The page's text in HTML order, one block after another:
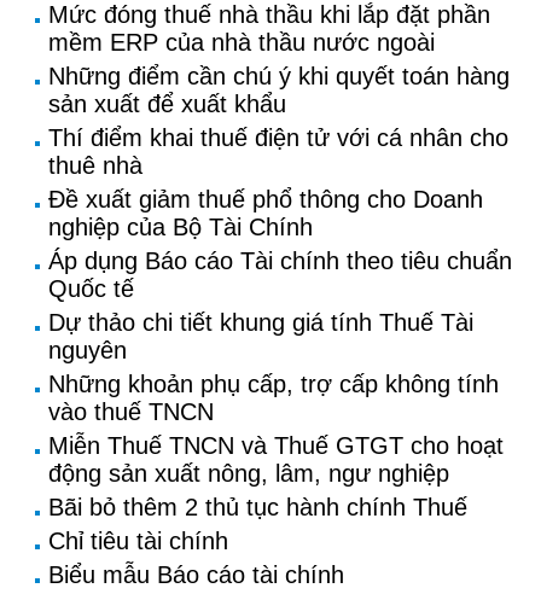
Mức đóng thuế nhà thầu khi lắp đặt phần
mềm ERP của nhà thầu nước ngoài
Những điểm cần chú ý khi quyết toán hàng
sản xuất để xuất khẩu
Thí điểm khai thuế điện tử với cá nhân cho
thuê nhà
Đề xuất giảm thuế phổ thông cho Doanh
nghiệp của Bộ Tài Chính
Áp dụng Báo cáo Tài chính theo tiêu chuẩn
Quốc tế
Dự thảo chi tiết khung giá tính Thuế Tài
nguyên
Những khoản phụ cấp, trợ cấp không tính
vào thuế TNCN
Miễn Thuế TNCN và Thuế GTGT cho hoạt
động sản xuất nông, lâm, ngư nghiệp
Bãi bỏ thêm 2 thủ tục hành chính Thuế
Chỉ tiêu tài chính
Biểu mẫu Báo cáo tài chính